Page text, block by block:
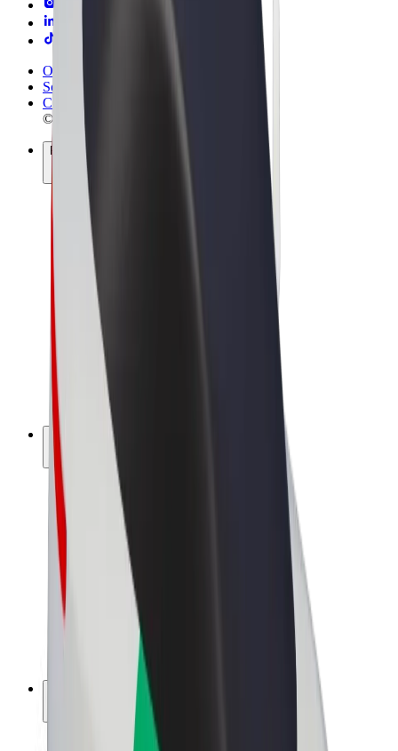
Obchodní podmínky
Soukromí
Cookies
© 2026 Bolt Technology OÜ
Produkty
Jízdy
Koloběžky
Bolt Market
Bolt Food
Bolt Drive
Bolt for Business
E-kola
Bolt Plus
Vydělávejte s Boltem
Výdělky řidiče
Výdělky kurýra
Partneři Bolt Food